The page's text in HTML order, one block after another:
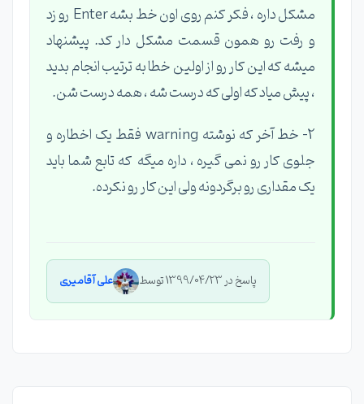
مشکل داره ، فکر کنم روی اون خط بشه Enter رو زد
و رفت رو همون قسمت مشکل دار کد. پیشنهاد
میشه که این کار رو از اولین خطا به ترتیب انجام بدید
، پیش میاد که اولی که درست شه ، همه درست شن.
2- خط آخر که نوشته warning فقط یک اخطاره و
جلوی کار رو نمی گیره ، داره میگه که تابع شما باید
یک مقداری رو برگردونه ولی این کار رو نکرده.
پاسخ در 1399/04/23 توسط علی آقامیری